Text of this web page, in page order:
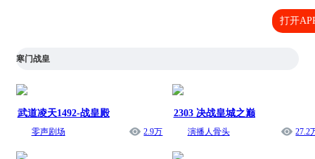
打开
寒门战皇
武道凌天1492-战皇殿
零声剧场 2.9万
2303 决战皇城之巅
演播人骨头 27.2